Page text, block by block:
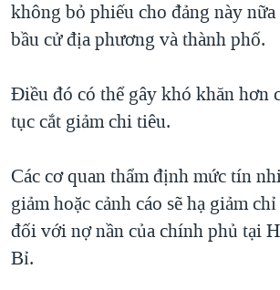
không bỏ phiếu cho đảng này
bầu cử địa phương và thành phố.
Điều đó có thể gây khó khăn hơn
tục cắt giảm chi tiêu.
Các cơ quan thẩm định mức tín
giảm hoặc cảnh cáo sẽ hạ giảm
đối với nợ nần của chính phủ tại
Bỉ.